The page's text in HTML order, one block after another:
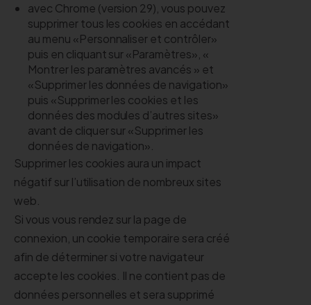
avec Chrome (version 29), vous pouvez
supprimer tous les cookies en accédant
au menu «Personnaliser et contrôler»
puis en cliquant sur «Paramètres», «
Montrer les paramètres avancés » et
«Supprimer les données de navigation»
puis «Supprimer les cookies et les
données des modules d’autres sites»
avant de cliquer sur «Supprimer les
données de navigation».
Supprimer les cookies aura un impact
négatif sur l’utilisation de nombreux sites
web.
Si vous vous rendez sur la page de
connexion, un cookie temporaire sera créé
afin de déterminer si votre navigateur
accepte les cookies. Il ne contient pas de
données personnelles et sera supprimé